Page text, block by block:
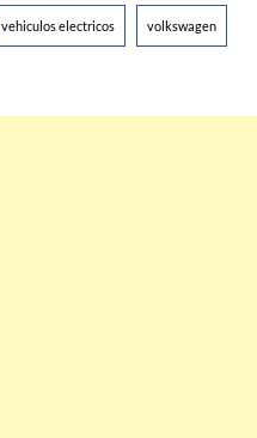
vehiculos electricos volkswagen